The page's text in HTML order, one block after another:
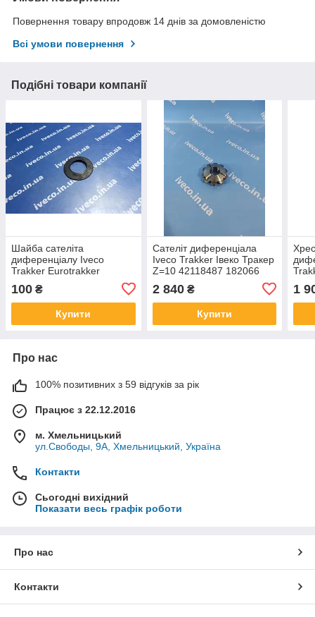
Повернення товару впродовж 14 днів за домовленістю
Всі умови повернення
Подібні товари компанії
Шайба сателіта
диференціалу Iveco
Trakker Eurotrakker
169.738
100 ₴
Купити
Сателіт диференціала
Iveco Trakker Івеко Тракер
Z=10 42118487 182066
2 840₴
Купити
1
Про нас
100% позитивних з 59 відгуків за рік
Працює з 22.12.2016
м. Хмельницький
ул.Свободы, 9А, Хмельницький, Україна
Контакти
Сьогодні вихідний
Показати весь графік роботи
Про нас
Контакти